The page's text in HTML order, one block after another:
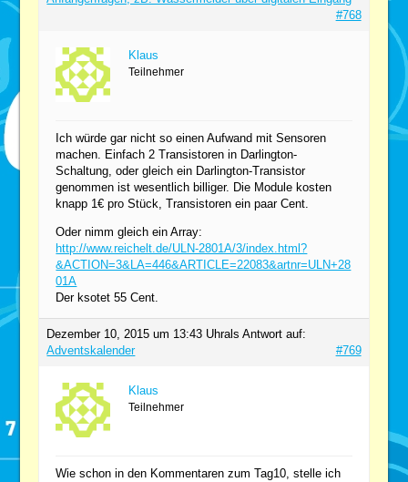
#768
Klaus
Teilnehmer
Ich würde gar nicht so einen Aufwand mit Sensoren
machen. Einfach 2 Transistoren in Darlington-
Schaltung, oder gleich ein Darlington-Transistor
genommen ist wesentlich billiger. Die Module kosten
knapp 1€ pro Stück, Transistoren ein paar Cent.
Oder nimm gleich ein Array:
http://www.reichelt.de/ULN-2801A/3/index.html?
&ACTION=3&LA=446&ARTICLE=22083&artnr=ULN+28
01A
Der ksotet 55 Cent.
Dezember 10, 2015 um 13:43 Uhrals Antwort auf:
Adventskalender
#769
Klaus
Teilnehmer
Wie schon in den Kommentaren zum Tag10, stelle ich